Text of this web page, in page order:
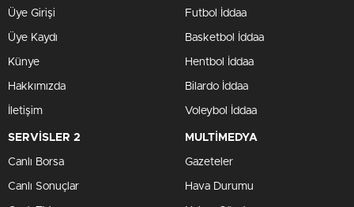
Üye Girişi
Üye Kaydı
Künye
Hakkımızda
İletişim
Futbol İddaa
Basketbol İddaa
Hentbol İddaa
Bilardo İddaa
Voleybol İddaa
SERVİSLER 2
Canlı Borsa
Canlı Sonuçlar
MULTİMEDYA
Gazeteler
Hava Durumu